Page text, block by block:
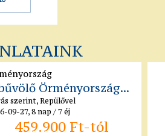
Örményország...
szerint, Repülővel
09-27, 8 nap / 7 éj
459.900 Ft-tól